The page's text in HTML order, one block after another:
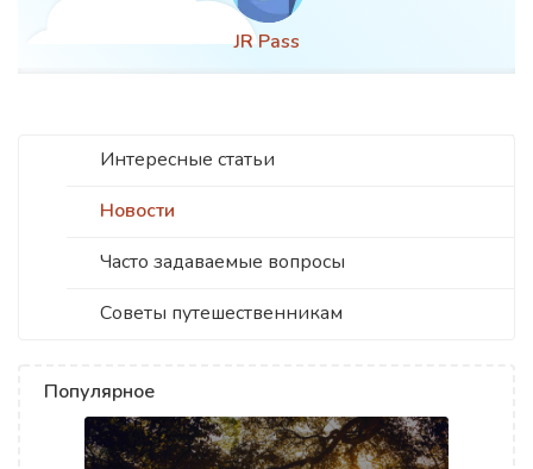
Интересные статьи
Новости
Часто задаваемые вопросы
Советы путешественникам
Популярное
JR Pass